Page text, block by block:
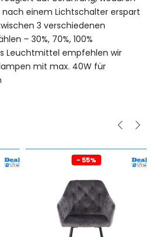
nach einem Lichtschalter erspart
3 verschiedenen
– 30%, 70%, 100%
Leuchtmittel empfehlen wir
mit max. 40W für
- 55%